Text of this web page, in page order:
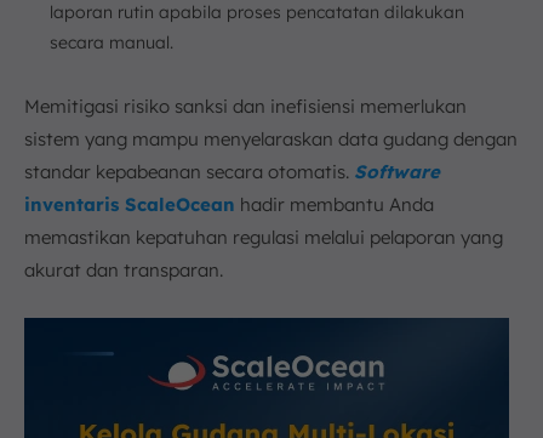
laporan rutin apabila proses pencatatan dilakukan
secara manual.
Memitigasi risiko sanksi dan inefisiensi memerlukan
sistem yang mampu menyelaraskan data gudang dengan
standar kepabeanan secara otomatis. Software
inventaris ScaleOcean hadir membantu Anda
memastikan kepatuhan regulasi melalui pelaporan yang
akurat dan transparan.